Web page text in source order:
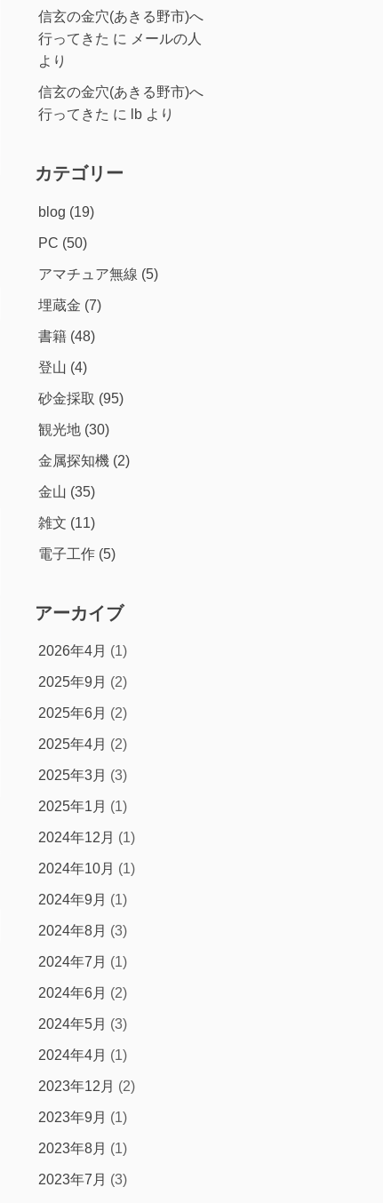
信玄の金穴(あきる野市)へ
行ってきた に メールの人
より
信玄の金穴(あきる野市)へ
行ってきた に lb より
カテゴリー
blog (19)
PC (50)
アマチュア無線 (5)
埋蔵金 (7)
書籍 (48)
登山 (4)
砂金採取 (95)
観光地 (30)
金属探知機 (2)
金山 (35)
雑文 (11)
電子工作 (5)
アーカイブ
2026年4月 (1)
2025年9月 (2)
2025年6月 (2)
2025年4月 (2)
2025年3月 (3)
2025年1月 (1)
2024年12月 (1)
2024年10月 (1)
2024年9月 (1)
2024年8月 (3)
2024年7月 (1)
2024年6月 (2)
2024年5月 (3)
2024年4月 (1)
2023年12月 (2)
2023年9月 (1)
2023年8月 (1)
2023年7月 (3)